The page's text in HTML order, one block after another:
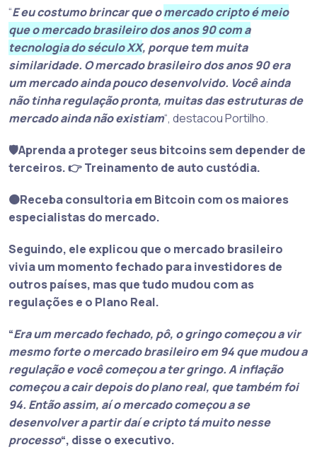
“E eu costumo brincar que omercado cripto é meio
que o mercado brasileiro dos anos 90 com a
tecnologia do século XX, porque tem muita
similaridade. O mercado brasileiro dos anos 90 era
um mercado ainda pouco desenvolvido. Você ainda
não tinha regulação pronta, muitas das estruturas de
mercado aindanão existiam“, destacou Portilho.
🛡️Aprenda a proteger seus bitcoins sem depender de
terceiros. 👉 Treinamento de auto custódia.
🟠Receba consultoria em Bitcoin com os maiores
especialistas do mercado.
Seguindo, ele explicou que o mercado brasileiro
vivia um momento fechado para investidores de
outros países, mas que tudo mudou com as
regulações e o Plano Real.
“Era um mercado fechado, pô, o gringo começou a vir
mesmo forte o mercado brasileiro em 94 que mudou a
regulação e você começou a ter gringo. A inflação
começou a cair depois do plano real, que também foi
94. Então assim, aí o mercado começou a se
desenvolver a partir daí e cripto tá muito nesse
processo“, disse o executivo.